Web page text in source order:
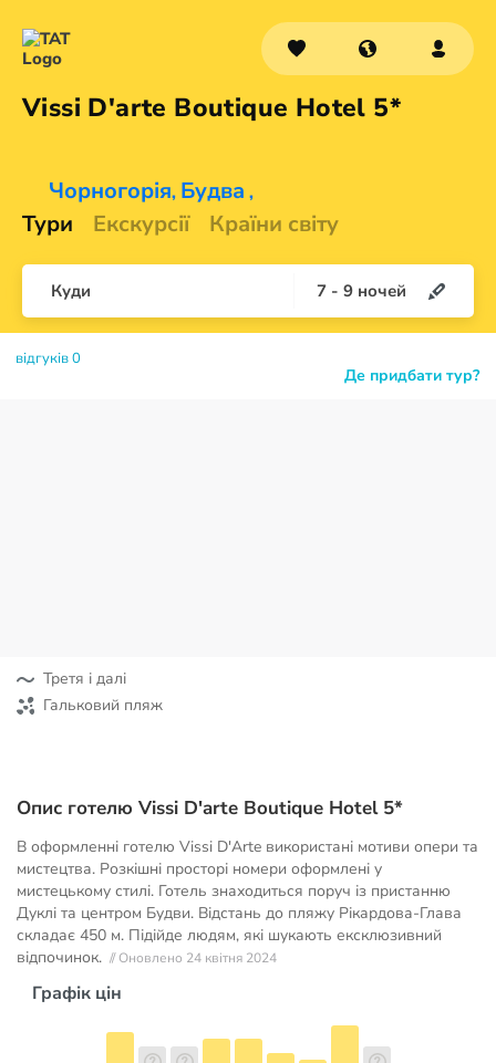
Vissi D'arte Boutique Hotel 5*
Чорногорія, Будва ,
Тури Екскурсії Країни світу
Куди 7 - 9 ночей
Де придбати тур?
відгуків 0
Третя і далі
Гальковий пляж
Опис готелю Vissi D'arte Boutique Hotel 5*
В оформленні готелю Vissi D'Arte використані мотиви опери та
мистецтва. Розкішні просторі номери оформлені у
мистецькому стилі. Готель знаходиться поруч із пристанню
Дуклі та центром Будви. Відстань до пляжу Рікардова-Глава
складає 450 м. Підійде людям, які шукають ексклюзивний
відпочинок. // Оновлено 24 квітня 2024
Графік цін